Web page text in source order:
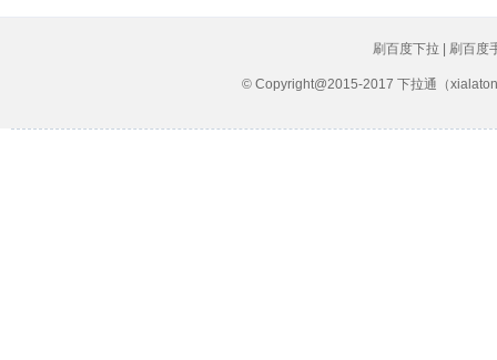
刷百度下拉 | 刷百度
© Copyright@2015-2017 下拉通（